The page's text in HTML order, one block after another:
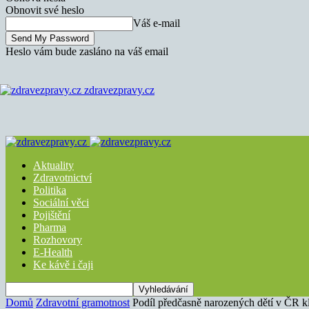
Obnovit své heslo
Váš e-mail
Heslo vám bude zasláno na váš email
zdravezpravy.cz
Aktuality
Zdravotnictví
Politika
Sociální věci
Pojištění
Pharma
Rozhovory
E-Health
Ke kávě i čaji
Domů Zdravotní gramotnost Podíl předčasně narozených dětí v ČR